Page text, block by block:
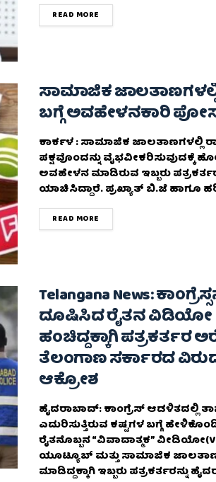
READ MORE
ಸಾಮಾಜಿಕ
ಬಗ್ಗೆ ಅವಹೇಳನಕಾರಿ
ಕಾರ್ಕಳ : ಸಾಮಾಜಿಕ ಜಾಲತಾಣಗಳಲ್ಲಿ
ಪಕ್ಷವೊಂದನ್ನು ವೈಭವೀಕರಿಸುವುದಕ್ಕೆ
ಅವಹೇಳನ ಮಾಡಿರುವ ಇಬ್ಬರು
ಯಾಚಿಸಿದ್ದಾರೆ. ಪ್ರಖ್ಯಾತ್‌ ಬಿ.ಜೆ ಹಾಗೂ
READ MORE
Telangana News:
ದೂಷಿಸಿದ ರೈತನ ವಿಡಿಯೋ
ಹಂಚಿದ್ದಕ್ಕಾಗಿ ಪತ್ರಕರ್ತರ
ತೆಲಂಗಾಣ ಸರ್ಕಾರದ
ಆಕ್ರೋಶ
ಹೈದರಾಬಾದ್: ಕಾಂಗ್ರೆಸ್ ಆಡಳಿತದಲ್ಲಿ
ಎದುರಿಸುತ್ತಿರುವ ಕಷ್ಟಗಳ ಬಗ್ಗೆ
ರೈತನೊಬ್ಬನ “ವಿವಾದಾತ್ಮಕ”
ಯೂಟ್ಯೂಬ್ ಮತ್ತು ಸಾಮಾಜಿಕ
ಮಾಡಿದ್ದಕ್ಕಾಗಿ ಇಬ್ಬರು ಪತ್ರಕರ್ತರನ್ನು